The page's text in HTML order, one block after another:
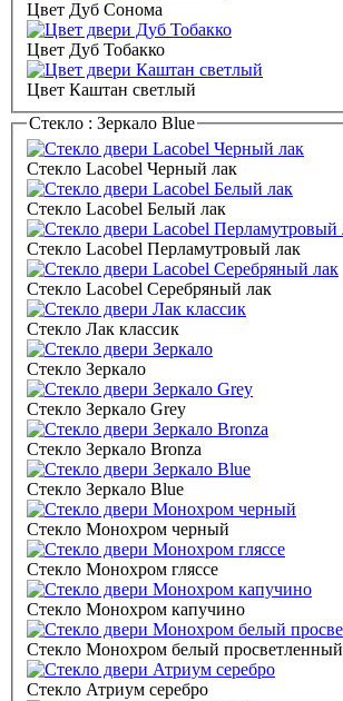
Цвет Дуб Сонома
Цвет Дуб Тобакко
Цвет Каштан светлый
Стекло : Зеркало Blue
Стекло Lacobel Черный лак
Стекло Lacobel Белый лак
Стекло Lacobel Перламутровый лак
Стекло Lacobel Серебряный лак
Стекло Лак классик
Стекло Зеркало
Стекло Зеркало Grey
Стекло Зеркало Bronza
Стекло Зеркало Blue
Стекло Монохром черный
Стекло Монохром гляссе
Стекло Монохром капучино
Стекло Монохром белый просветленный
Стекло Атриум серебро